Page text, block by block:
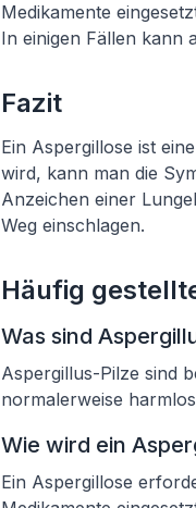
Medikamente
In einigen Fällen kann
Fazit
Ein Aspergillose ist
wird, kann man die
Anzeichen einer
Weg einschlagen.
Häufig
Was sind
Aspergillus-Pilze sind
normalerweise
Wie wird ein
Ein Aspergillose